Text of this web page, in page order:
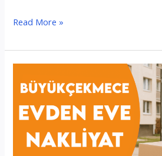
Çatalca
Eve
Read More »